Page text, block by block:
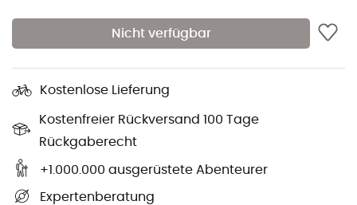
Nicht verfügbar
Kostenlose Lieferung
Kostenfreier Rückversand 100 Tage
Rückgaberecht
+1.000.000 ausgerüstete Abenteurer
Expertenberatung
Gewicht und Festigkeit optimiert sind.
und den Riemen verwendet — das asymmetrische
Mesh und das Neigungsmaterial sind bluesign®-
zertifiziert.
Inklusive einer Aufbewahrungstasche mit